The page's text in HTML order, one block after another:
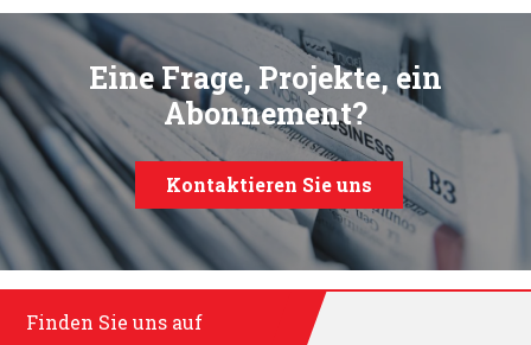
Acteurs du franco-allemand stellt sein Advisory Board vor
Eine Frage, Projekte, ein
Abonnement?
Kontaktieren Sie uns
Finden Sie uns auf